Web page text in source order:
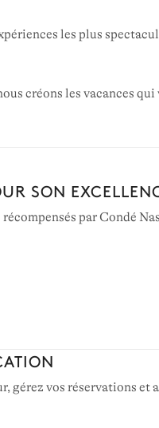
les plus
créons les vacances qui
SON
par Condé
gérez vos réservations